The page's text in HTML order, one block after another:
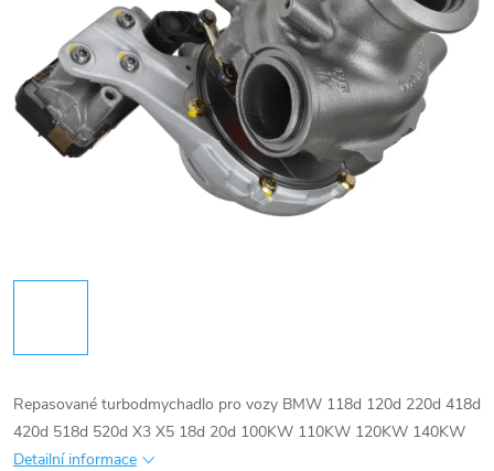
Repasované turbodmychadlo pro vozy BMW 118d 120d 220d 418d
420d 518d 520d X3 X5 18d 20d 100KW 110KW 120KW 140KW
Detailní informace